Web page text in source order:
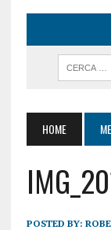
HOME
POSTED BY: